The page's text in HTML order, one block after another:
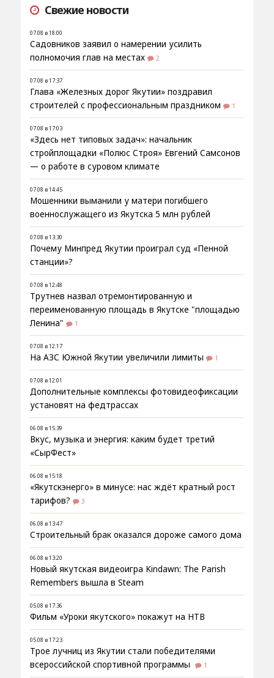
Свежие новости
07.08 в 18:00
Садовников заявил о намерении усилить
полномочия глав на местах
2
07.08 в 17:37
Глава «Железных дорог Якутии» поздравил
строителей с профессиональным праздником
1
07.08 в 17:03
«Здесь нет типовых задач»: начальник
стройплощадки «Полюс Строя» Евгений Самсонов
— о работе в суровом климате
07.08 в 14:45
Мошенники выманили у матери погибшего
военнослужащего из Якутска 5 млн рублей
07.08 в 13:30
Почему Минпред Якутии проиграл суд «Пенной
станции»?
07.08 в 12:48
Трутнев назвал отремонтированную и
переименованную площадь в Якутске "площадью
Ленина"
1
07.08 в 12:17
На АЗС Южной Якутии увеличили лимиты 1
07.08 в 12:01
Дополнительные комплексы фотовидеофиксации
установят на федтрассах
06.08 в 15:39
Вкус, музыка и энергия: каким будет третий
«СырФест»
06.08 в 15:18
«Якутскэнерго» в минусе: нас ждёт кратный рост
тарифов?
3
06.08 в 13:47
Строительный брак оказался дороже самого дома
06.08 в 13:20
Новый якутская видеоигра Kindawn: The Parish
Remembers вышла в Steam
05.08 в 17:36
Фильм «Уроки якутского» покажут на НТВ
05.08 в 17:23
Трое лучниц из Якутии стали победителями
всероссийской спортивной программы
1